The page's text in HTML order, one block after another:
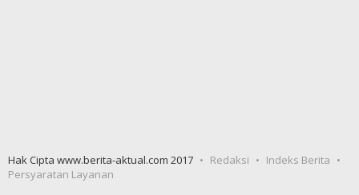
Hak Cipta www.berita-aktual.com 2017 Redaksi
Indeks Berita
Persyaratan Layanan